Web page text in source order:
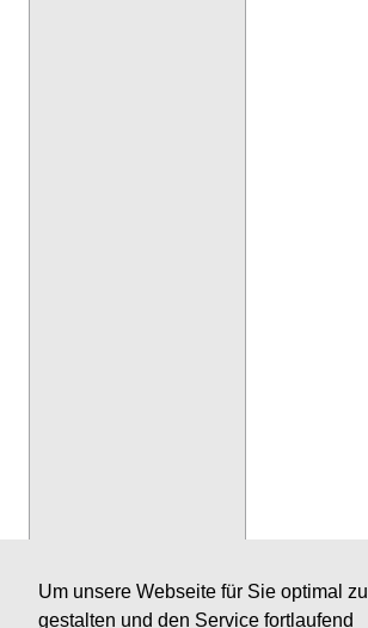
Um unsere Webseite für Sie optimal zu
gestalten und den Service fortlaufend